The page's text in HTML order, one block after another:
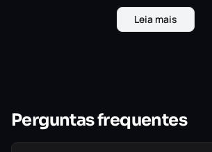
Leia mais
Perguntas frequentes